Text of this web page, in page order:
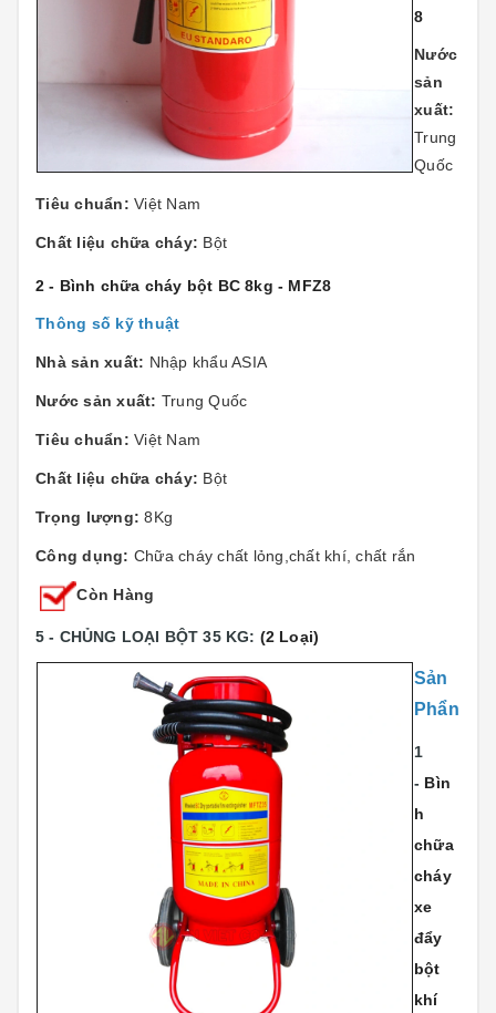
8
Nước
sản
xuất:
Trung
Quốc
Tiêu chuẩn: Việt Nam
Chất liệu chữa cháy: Bột
2 - Bình chữa cháy bột BC 8kg - MFZ8
Thông số kỹ thuật
Nhà sản xuất: Nhập khẩu ASIA
Nước sản xuất: Trung Quốc
Tiêu chuẩn: Việt Nam
Chất liệu chữa cháy: Bột
Trọng lượng: 8Kg
Công dụng: Chữa cháy chất lỏng,chất khí, chất rắn
Còn Hàng
5 - CHỦNG LOẠI BỘT 35 KG: (2 Loại)
Sản
Phẩn
1
- Bìn
h
chữa
cháy
xe
đẩy
bột
khí